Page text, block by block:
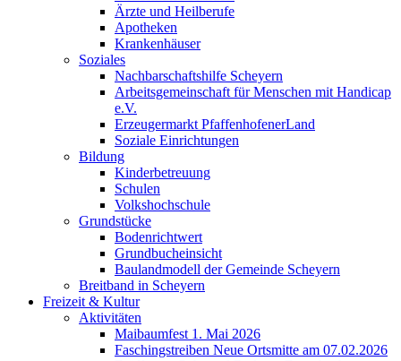
Ärzte und Heilberufe
Apotheken
Krankenhäuser
Soziales
Nachbarschaftshilfe Scheyern
Arbeitsgemeinschaft für Menschen mit Handicap
e.V.
Erzeugermarkt PfaffenhofenerLand
Soziale Einrichtungen
Bildung
Kinderbetreuung
Schulen
Volkshochschule
Grundstücke
Bodenrichtwert
Grundbucheinsicht
Baulandmodell der Gemeinde Scheyern
Breitband in Scheyern
Freizeit & Kultur
Aktivitäten
Maibaumfest 1. Mai 2026
Faschingstreiben Neue Ortsmitte am 07.02.2026